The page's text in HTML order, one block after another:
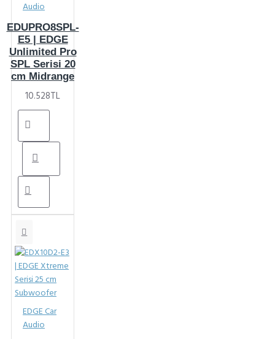
Audio
EDUPRO8SPL-
E5 | EDGE
Unlimited Pro
SPL Serisi 20
cm Midrange
10.528TL
EDGE Car
Audio